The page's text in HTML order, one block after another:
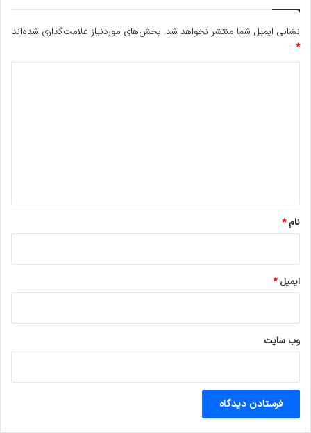
نشانی ایمیل شما منتشر نخواهد شد. بخش‌های موردنیاز علامت‌گذاری شده‌اند
*
نام*
ایمیل*
وب‌ سایت